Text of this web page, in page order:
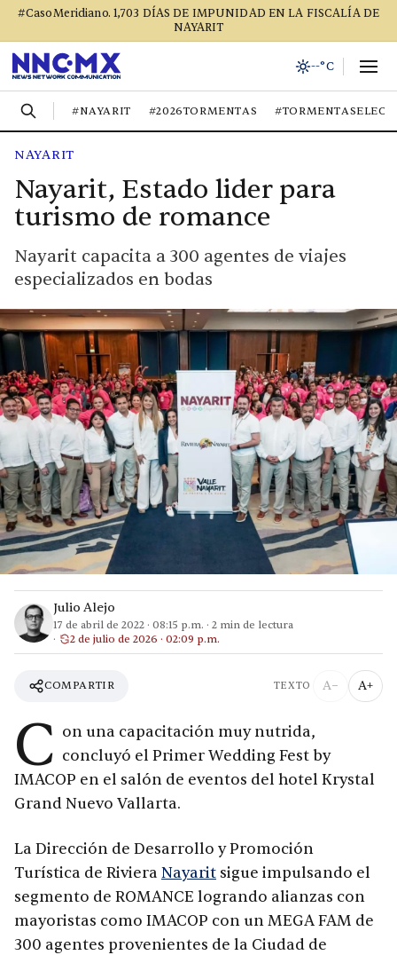
#CasoMeridiano. 1,703 DÍAS DE IMPUNIDAD EN LA FISCALÍA DE
NAYARIT
--°C
#NAYARIT #2026TORMENTAS
NAYARIT
Nayarit, Estado lider para
turismo de romance
Nayarit capacita a 300 agentes de viajes
especializados en bodas
Julio Alejo
17 de abril de 2022 · 08:15 p.m. · 2 min de lectura
2 de julio de 2026 · 02:09 p.m.
COMPARTIR TEXTO A− A+
C on una capacitación muy nutrida,
concluyó el Primer Wedding Fest by
IMACOP en el salón de eventos del hotel Krystal
Grand Nuevo Vallarta.
La Dirección de Desarrollo y Promoción
Turística de Riviera Nayaritsigue impulsando el
segmento de ROMANCE logrando alianzas con
mayoristas como IMACOP con un MEGA FAM de
300 agentes provenientes de la Ciudad de